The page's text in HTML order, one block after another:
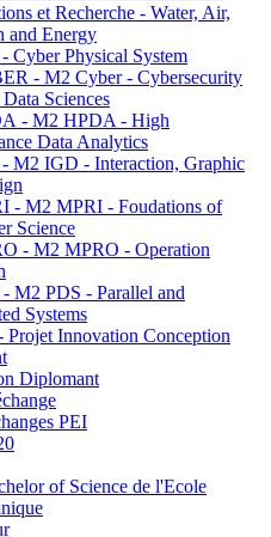
et Recherche - Water, Air,
and Energy
Cyber Physical System
- M2 Cyber - Cybersecurity
Sciences
- M2 HPDA - High
Data Analytics
M2 IGD - Interaction, Graphic
- M2 MPRI - Foudations of
Science
- M2 MPRO - Operation
M2 PDS - Parallel and
Systems
Projet Innovation Conception
Diplomant
PEI
of Science de l'Ecole